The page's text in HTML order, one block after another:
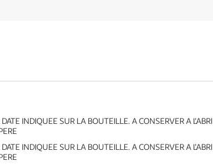
INDIQUEE SUR LA BOUTEILLE. A CONSERVER A L'ABRI
INDIQUEE SUR LA BOUTEILLE. A CONSERVER A L'ABRI